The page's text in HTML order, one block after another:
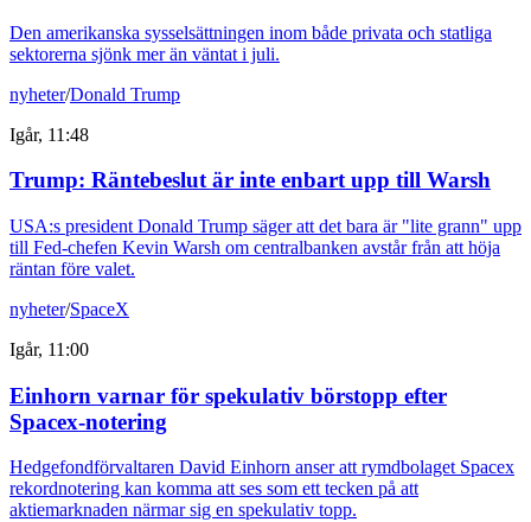
Den amerikanska sysselsättningen inom både privata och statliga
sektorerna sjönk mer än väntat i juli.
nyheter/Donald Trump
Igår, 11:48
Trump: Räntebeslut är inte enbart upp till Warsh
USA:s president Donald Trump säger att det bara är "lite grann" upp
till Fed-chefen Kevin Warsh om centralbanken avstår från att höja
räntan före valet.
nyheter/SpaceX
Igår, 11:00
Einhorn varnar för spekulativ börstopp efter
Spacex-notering
Hedgefondförvaltaren David Einhorn anser att rymdbolaget Spacex
rekordnotering kan komma att ses som ett tecken på att
aktiemarknaden närmar sig en spekulativ topp.